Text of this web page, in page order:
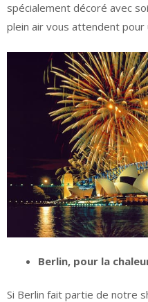
spécialement décoré avec
plein air vous attendent pour
Berlin, pour la
Si Berlin fait partie de notre